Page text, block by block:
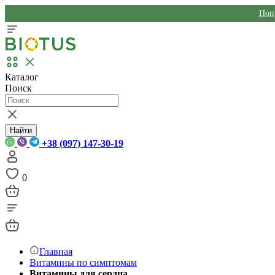
Каталог
Поиск
Найти
+38 (097) 147-30-19
0
Главная
Витамины по симптомам